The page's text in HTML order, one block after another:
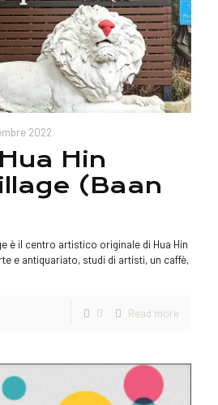
2022
Hin
(Baan
è il centro artistico originale di Hua Hin
e antiquariato, studi di artisti, un caffè,
0 Read more